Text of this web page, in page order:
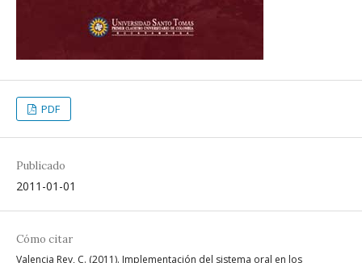
PDF
Publicado
2011-01-01
Cómo citar
Valencia Rey, C. (2011). Implementación del sistema oral en los